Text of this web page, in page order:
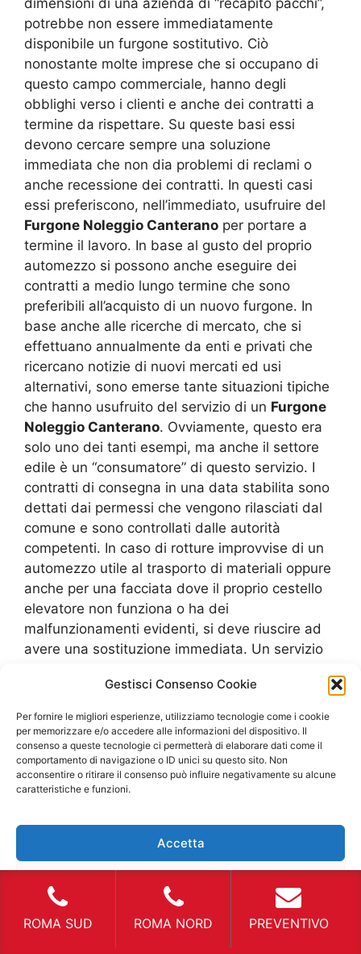
Gestisci Consenso Cookie
Per fornire le migliori esperienze, utilizziamo tecnologie come i cookie
per memorizzare e/o accedere alle informazioni del dispositivo. Il
consenso a queste tecnologie ci permetterà di elaborare dati come il
comportamento di navigazione o ID unici su questo sito. Non
acconsentire o ritirare il consenso può influire negativamente su alcune
caratteristiche e funzioni.
Accetta
Visualizza le preferenze
potrebbe non essere immediatamente
disponibile un furgone sostitutivo. Ciò
nonostante molte imprese che si occupano di
questo campo commerciale, hanno degli
obblighi verso i clienti e anche dei contratti a
termine da rispettare. Su queste basi essi
devono cercare sempre una soluzione
immediata che non dia problemi di reclami o
anche recessione dei contratti. In questi casi
essi preferiscono, nell’immediato, usufruire del
Furgone Noleggio Canterano per portare a
termine il lavoro. In base al gusto del proprio
automezzo si possono anche eseguire dei
contratti a medio lungo termine che sono
preferibili all’acquisto di un nuovo furgone. In
base anche alle ricerche di mercato, che si
effettuano annualmente da enti e privati che
ricercano notizie di nuovi mercati ed usi
alternativi, sono emerse tante situazioni tipiche
che hanno usufruito del servizio di un Furgone
Noleggio Canterano. Ovviamente, questo era
solo uno dei tanti esempi, ma anche il settore
edile è un “consumatore” di questo servizio. I
contratti di consegna in una data stabilita sono
dettati dai permessi che vengono rilasciati dal
comune e sono controllati dalle autorità
competenti. In caso di rotture improvvise di un
automezzo utile al trasporto di materiali oppure
anche per una facciata dove il proprio cestello
elevatore non funziona o ha dei
malfunzionamenti evidenti, si deve riuscire ad
avere una sostituzione immediata. Un servizio
a garantire un trasporto sicuro e, se si ha la
necessità di un automezzo professionale che
occorre per determinati usi, esistono tante ditte
che affittano queste attrezzature in modo utile,
pratico e soprattutto veloce. I guasti e le rotture
improvvise sui propri mezzi di trasporto
di una manutenzione scarsa oppure per grandi
tratti di percorrenza, ma ciò non toglie che essi
sono indispensabili e quindi occorre sempre
riuscire ad avere una soluzione nell’immediato
per portare a termine il proprio lavoro.
Furgone
Noleggio Canteranoper evento La creazione di
ROMA SUD ROMA NORD PREVENTIVO